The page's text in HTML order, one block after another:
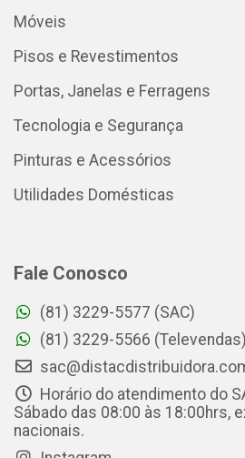
Móveis
Pisos e Revestimentos
Portas, Janelas e Ferragens
Tecnologia e Segurança
Pinturas e Acessórios
Utilidades Domésticas
Fale Conosco
(81) 3229-5577 (SAC)
(81) 3229-5566 (Televendas)
Horário do atendimento do
Sábado das 08:00 às 18:00hrs,
nacionais.